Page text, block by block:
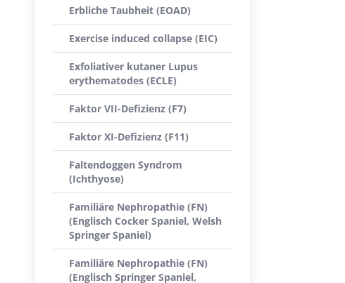
Erbliche Taubheit (EOAD)
Exercise induced collapse (EIC)
Exfoliativer kutaner Lupus
erythematodes (ECLE)
Faktor VII-Defizienz (F7)
Faktor XI-Defizienz (F11)
Faltendoggen Syndrom
(Ichthyose)
Familiäre Nephropathie (FN)
(Englisch Cocker Spaniel, Welsh
Springer Spaniel)
Familiäre Nephropathie (FN)
(Englisch Springer Spaniel,